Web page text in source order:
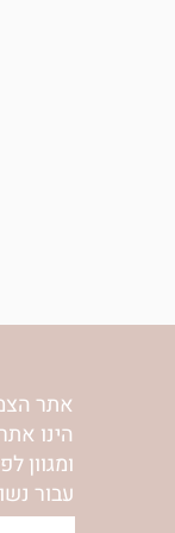
אתר
הינו
ומגוון
עבור